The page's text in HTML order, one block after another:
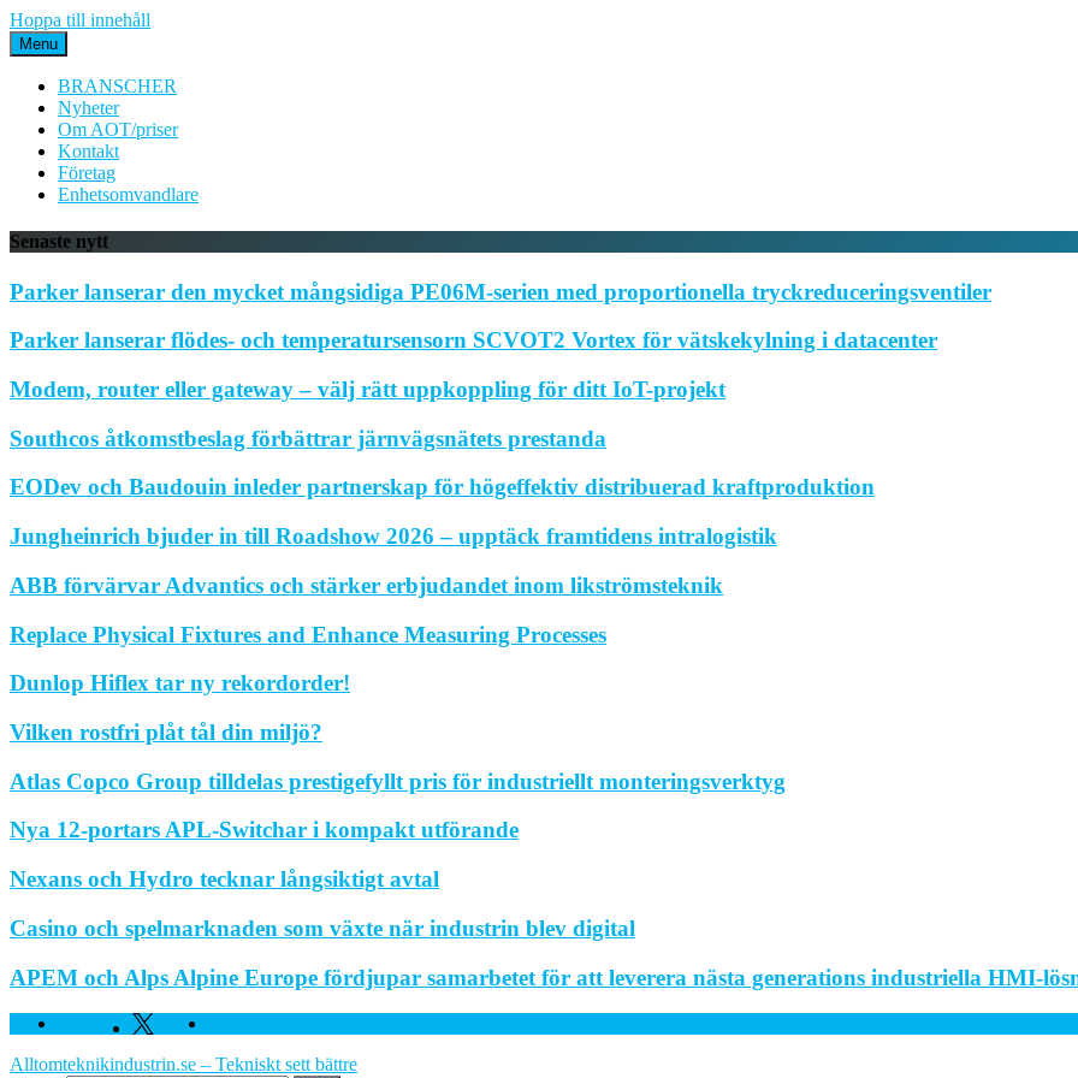
Hoppa till innehåll
Menu
BRANSCHER
Nyheter
Om AOT/priser
Kontakt
Företag
Enhetsomvandlare
Senaste nytt
Parker lanserar den mycket mångsidiga PE06M-serien med proportionella tryckreduceringsventiler
Parker lanserar flödes- och temperatursensorn SCVOT2 Vortex för vätskekylning i datacenter
Modem, router eller gateway – välj rätt uppkoppling för ditt IoT-projekt
Southcos åtkomstbeslag förbättrar järnvägsnätets prestanda
EODev och Baudouin inleder partnerskap för högeffektiv distribuerad kraftproduktion
Jungheinrich bjuder in till Roadshow 2026 – upptäck framtidens intralogistik
ABB förvärvar Advantics och stärker erbjudandet inom likströmsteknik
Replace Physical Fixtures and Enhance Measuring Processes
Dunlop Hiflex tar ny rekordorder!
Vilken rostfri plåt tål din miljö?
Atlas Copco Group tilldelas prestigefyllt pris för industriellt monteringsverktyg
Nya 12-portars APL-Switchar i kompakt utförande
Nexans och Hydro tecknar långsiktigt avtal
Casino och spelmarknaden som växte när industrin blev digital
APEM och Alps Alpine Europe fördjupar samarbetet för att leverera nästa generations industriella HMI-
Facebook Twitter
Alltomteknikindustrin.se – Tekniskt sett bättre